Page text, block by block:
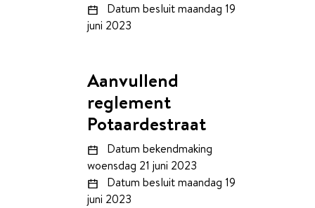
Datum besluitmaandag 19
juni 2023
Aanvullend
reglement
Potaardestraat
Datum bekendmaking
woensdag 21 juni 2023
Datum besluitmaandag 19
juni 2023